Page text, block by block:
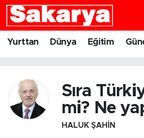
Yurttan Dünya Eğitim
Sıra
mi? Ne
HALUK ŞAHIN
Yurttan
Eğitim
Gündem
Eskişehir Nöbetçi Eczaneler
Eskişehir Namaz Vakitleri
Eskişehir Trafik Yoğunluk